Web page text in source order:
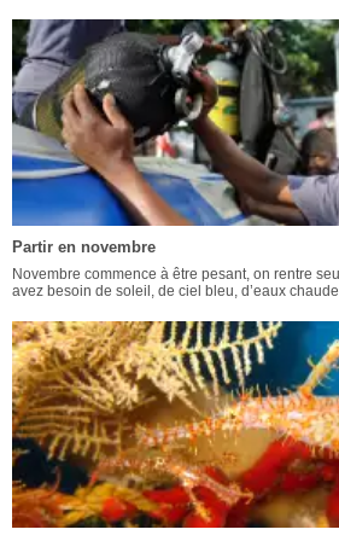
Partir en novembre
Novembre commence à être pesant, on rentre
avez besoin de soleil, de ciel bleu, d’eaux